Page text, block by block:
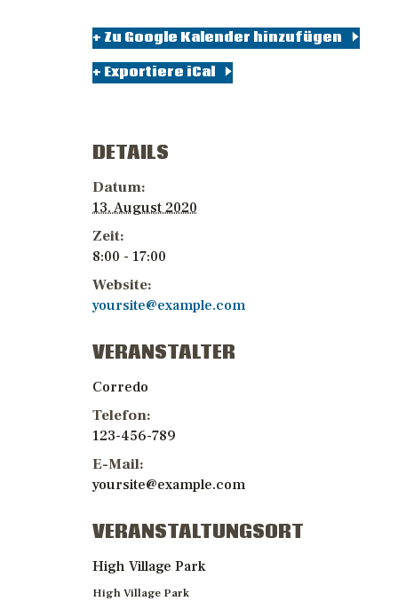
+ Zu Google Kalender hinzufügen
+ Exportiere iCal
DETAILS
Datum:
13. August 2020
Zeit:
8:00 - 17:00
Website:
yoursite@example.com
VERANSTALTER
Corredo
Telefon:
123-456-789
E-Mail:
yoursite@example.com
VERANSTALTUNGSORT
High Village Park
High Village Park